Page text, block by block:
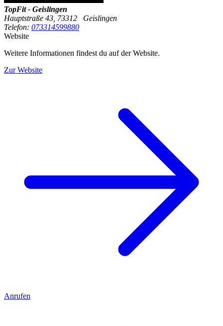
TopFit - Geislingen
Hauptstraße 43, 73312 Geislingen
Telefon: 073314599880
Website
Weitere Informationen findest du auf der Website.
Zur Website
Anrufen